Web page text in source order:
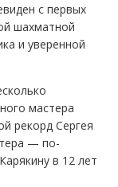
с первых
шахматной
и уверенной
мастера
рекорд Сергея
— по-
в 12 лет